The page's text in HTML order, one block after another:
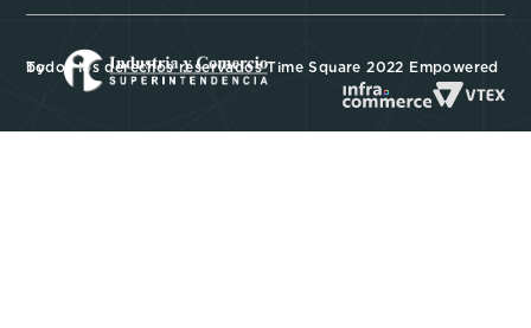
Todos los derechos reservados Time Square 2022 Empowered by